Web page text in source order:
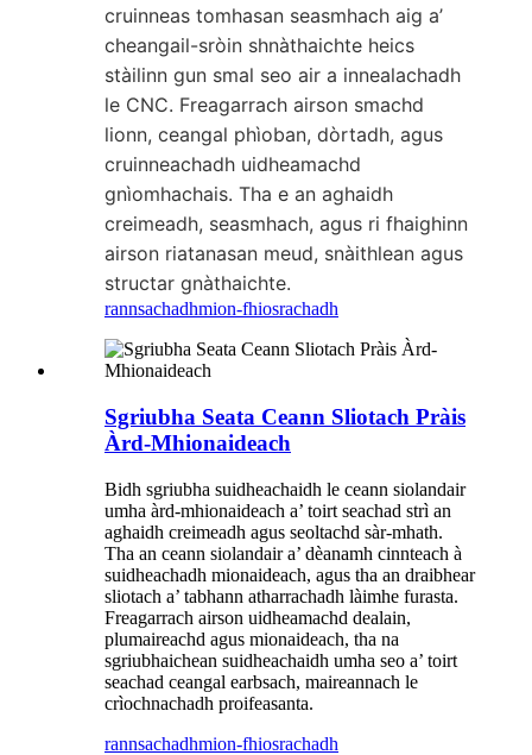
cruinneas tomhasan seasmhach aig a’
cheangail-sròin shnàthaichte heics
stàilinn gun smal seo air a innealachadh
le CNC. Freagarrach airson smachd
lionn, ceangal phìoban, dòrtadh, agus
cruinneachadh uidheamachd
gnìomhachais. Tha e an aghaidh
creimeadh, seasmhach, agus ri fhaighinn
airson riatanasan meud, snàithlean agus
structar gnàthaichte.
rannsachadhmion-fhiosrachadh
Sgriubha Seata Ceann Sliotach Pràis
Àrd-Mhionaideach
Bidh sgriubha suidheachaidh le ceann siolandair
umha àrd-mhionaideach a’ toirt seachad strì an
aghaidh creimeadh agus seoltachd sàr-mhath.
Tha an ceann siolandair a’ dèanamh cinnteach à
suidheachadh mionaideach, agus tha an draibhear
sliotach a’ tabhann atharrachadh làimhe furasta.
Freagarrach airson uidheamachd dealain,
plumaireachd agus mionaideach, tha na
sgriubhaichean suidheachaidh umha seo a’ toirt
seachad ceangal earbsach, maireannach le
crìochnachadh proifeasanta.
rannsachadhmion-fhiosrachadh